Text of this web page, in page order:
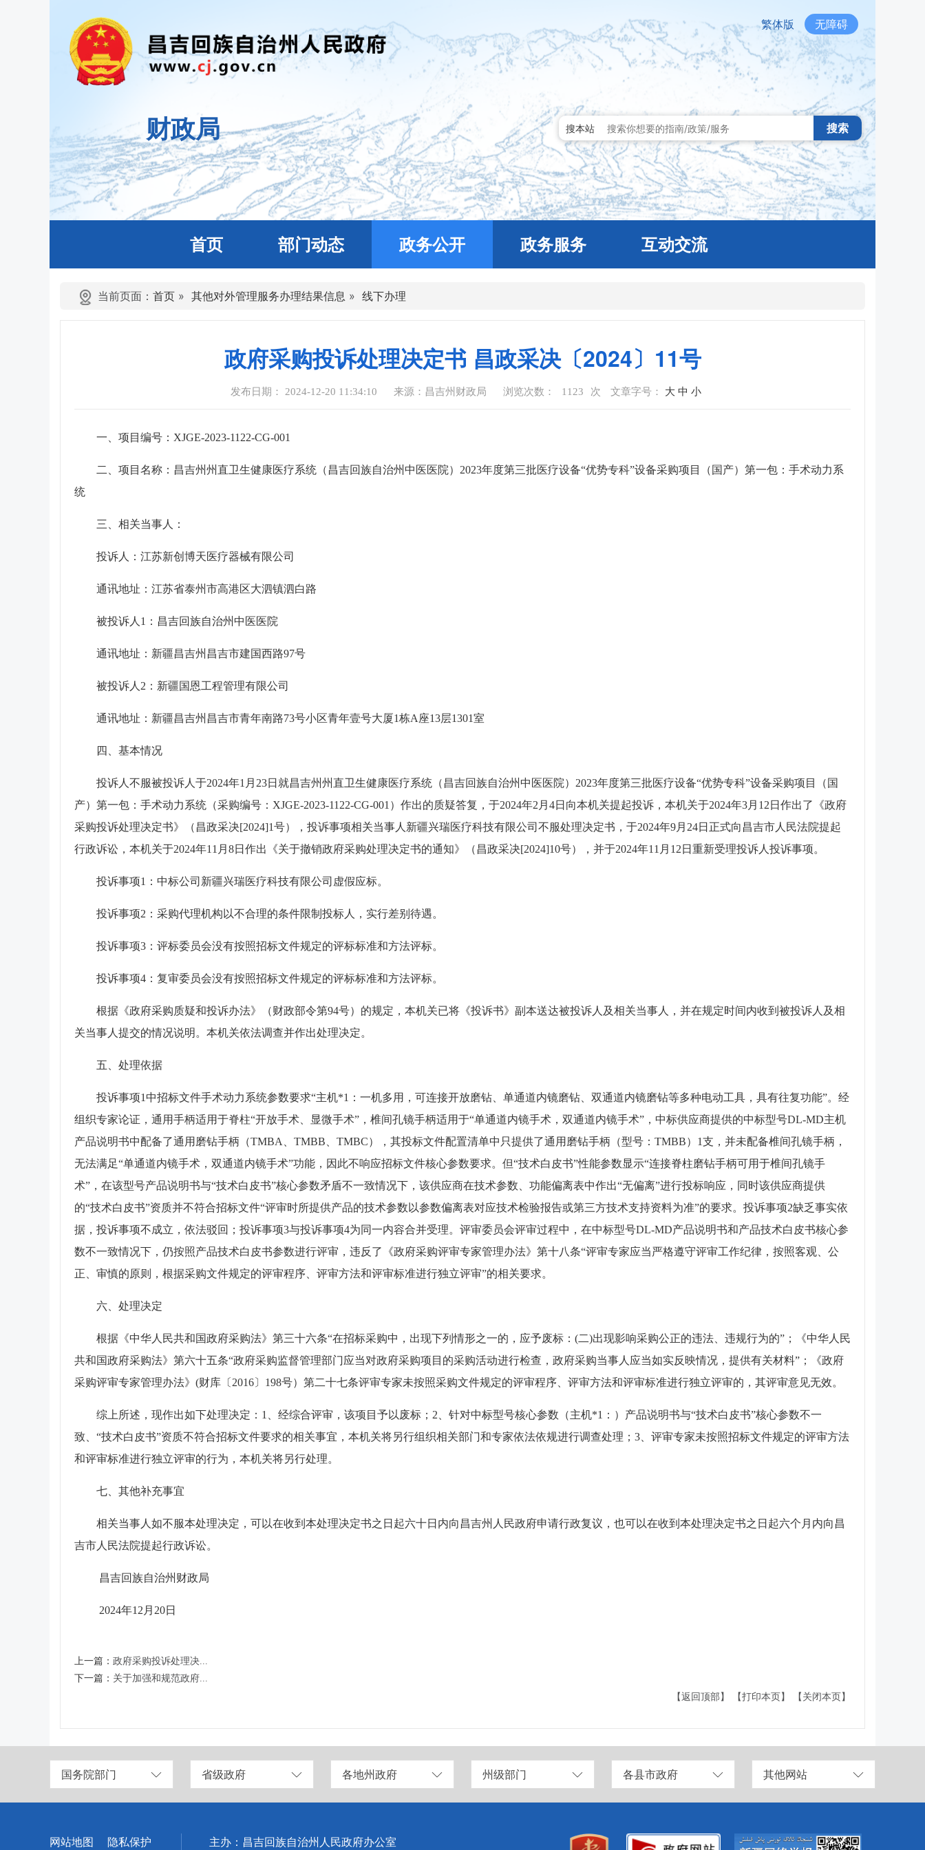
繁体版 无障碍
财政局 搜本站 搜索
首页 部门动态 政务公开 政务服务 互动交流
当前页面： 首页 » 其他对外管理服务办理结果信息 » 线下办理
政府采购投诉处理决定书 昌政采决〔2024〕11号
发布日期： 2024-12-20 11:34:10 来源：昌吉州财政局 浏览次数： 1123 次 文章字号： 大 中 小
一、项目编号：XJGE-2023-1122-CG-001
二、项目名称：昌吉州州直卫生健康医疗系统（昌吉回族自治州中医医院）2023年度第三批医疗设备“优势专科”设备采购项目（国产）第一包：手术动力系
统
三、相关当事人：
投诉人：江苏新创博天医疗器械有限公司
通讯地址：江苏省泰州市高港区大泗镇泗白路
被投诉人1：昌吉回族自治州中医医院
通讯地址：新疆昌吉州昌吉市建国西路97号
被投诉人2：新疆国恩工程管理有限公司
通讯地址：新疆昌吉州昌吉市青年南路73号小区青年壹号大厦1栋A座13层1301室
四、基本情况
投诉人不服被投诉人于2024年1月23日就昌吉州州直卫生健康医疗系统（昌吉回族自治州中医医院）2023年度第三批医疗设备“优势专科”设备采购项目（国
产）第一包：手术动力系统（采购编号：XJGE-2023-1122-CG-001）作出的质疑答复，于2024年2月4日向本机关提起投诉，本机关于2024年3月12日作出了《政府
采购投诉处理决定书》（昌政采决[2024]1号），投诉事项相关当事人新疆兴瑞医疗科技有限公司不服处理决定书，于2024年9月24日正式向昌吉市人民法院提起
行政诉讼，本机关于2024年11月8日作出《关于撤销政府采购处理决定书的通知》（昌政采决[2024]10号），并于2024年11月12日重新受理投诉人投诉事项。
投诉事项1：中标公司新疆兴瑞医疗科技有限公司虚假应标。
投诉事项2：采购代理机构以不合理的条件限制投标人，实行差别待遇。
投诉事项3：评标委员会没有按照招标文件规定的评标标准和方法评标。
投诉事项4：复审委员会没有按照招标文件规定的评标标准和方法评标。
根据《政府采购质疑和投诉办法》（财政部令第94号）的规定，本机关已将《投诉书》副本送达被投诉人及相关当事人，并在规定时间内收到被投诉人及相
关当事人提交的情况说明。本机关依法调查并作出处理决定。
五、处理依据
投诉事项1中招标文件手术动力系统参数要求“主机*1：一机多用，可连接开放磨钻、单通道内镜磨钻、双通道内镜磨钻等多种电动工具，具有往复功能”。经
组织专家论证，通用手柄适用于脊柱“开放手术、显微手术”，椎间孔镜手柄适用于“单通道内镜手术，双通道内镜手术”，中标供应商提供的中标型号DL-MD主机
产品说明书中配备了通用磨钻手柄（TMBA、TMBB、TMBC），其投标文件配置清单中只提供了通用磨钻手柄（型号：TMBB）1支，并未配备椎间孔镜手柄，
无法满足“单通道内镜手术，双通道内镜手术”功能，因此不响应招标文件核心参数要求。但“技术白皮书”性能参数显示“连接脊柱磨钻手柄可用于椎间孔镜手
术”，在该型号产品说明书与“技术白皮书”核心参数矛盾不一致情况下，该供应商在技术参数、功能偏离表中作出“无偏离”进行投标响应，同时该供应商提供
的“技术白皮书”资质并不符合招标文件“评审时所提供产品的技术参数以参数偏离表对应技术检验报告或第三方技术支持资料为准”的要求。投诉事项2缺乏事实依
据，投诉事项不成立，依法驳回；投诉事项3与投诉事项4为同一内容合并受理。评审委员会评审过程中，在中标型号DL-MD产品说明书和产品技术白皮书核心参
数不一致情况下，仍按照产品技术白皮书参数进行评审，违反了《政府采购评审专家管理办法》第十八条“评审专家应当严格遵守评审工作纪律，按照客观、公
正、审慎的原则，根据采购文件规定的评审程序、评审方法和评审标准进行独立评审”的相关要求。
六、处理决定
根据《中华人民共和国政府采购法》第三十六条“在招标采购中，出现下列情形之一的，应予废标：(二)出现影响采购公正的违法、违规行为的”；《中华人民
共和国政府采购法》第六十五条“政府采购监督管理部门应当对政府采购项目的采购活动进行检查，政府采购当事人应当如实反映情况，提供有关材料”；《政府
采购评审专家管理办法》(财库〔2016〕198号）第二十七条评审专家未按照采购文件规定的评审程序、评审方法和评审标准进行独立评审的，其评审意见无效。
综上所述，现作出如下处理决定：1、经综合评审，该项目予以废标；2、针对中标型号核心参数（主机*1：）产品说明书与“技术白皮书”核心参数不一
致、“技术白皮书”资质不符合招标文件要求的相关事宜，本机关将另行组织相关部门和专家依法依规进行调查处理；3、评审专家未按照招标文件规定的评审方法
和评审标准进行独立评审的行为，本机关将另行处理。
七、其他补充事宜
相关当事人如不服本处理决定，可以在收到本处理决定书之日起六十日内向昌吉州人民政府申请行政复议，也可以在收到本处理决定书之日起六个月内向昌
吉市人民法院提起行政诉讼。
昌吉回族自治州财政局
2024年12月20日
上一篇： 政府采购投诉处理决...
下一篇： 关于加强和规范政府...
【返回顶部】
【打印本页】 【关闭本页】
国务院部门 省级政府 各地州政府 州级部门 各县市政府 其他网站
网站地图 隐私保护 主办：昌吉回族自治州人民政府办公室